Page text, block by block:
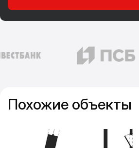
Похожие объекты